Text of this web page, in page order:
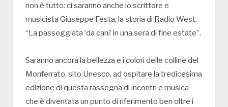
non è tutto: ci saranno anche lo scrittore e
musicista Giuseppe Festa, la storia di Radio West,
“La passeggiata ‘da cani’ in una sera di fine estate”.
Saranno ancora la bellezza e i colori delle colline del
Monferrato, sito Unesco, ad ospitare la tredicesima
edizione di questa rassegna di incontri e musica
che è diventata un punto di riferimento ben oltre i